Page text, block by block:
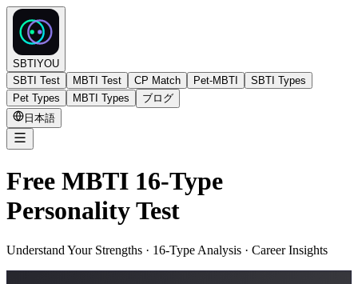
SBTIYOU
SBTI Test
MBTI Test CP Match Pet-MBTI
SBTI Types
Pet Types
MBTI Types
ブログ
日本語
Free MBTI 16-Type
Personality Test
Understand Your Strengths · 16-Type Analysis · Career Insights